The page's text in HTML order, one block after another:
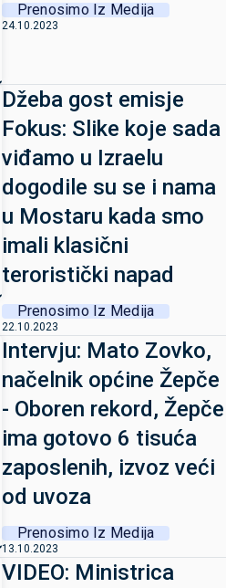
Prenosimo Iz Medija
24.10.2023
Džeba gost emisje
Fokus: Slike koje sada
viđamo u Izraelu
dogodile su se i nama
u Mostaru kada smo
imali klasični
teroristički napad
Prenosimo Iz Medija
22.10.2023
Intervju: Mato Zovko,
načelnik općine Žepče
- Oboren rekord, Žepče
ima gotovo 6 tisuća
zaposlenih, izvoz veći
od uvoza
Prenosimo Iz Medija
13.10.2023
VIDEO: Ministrica